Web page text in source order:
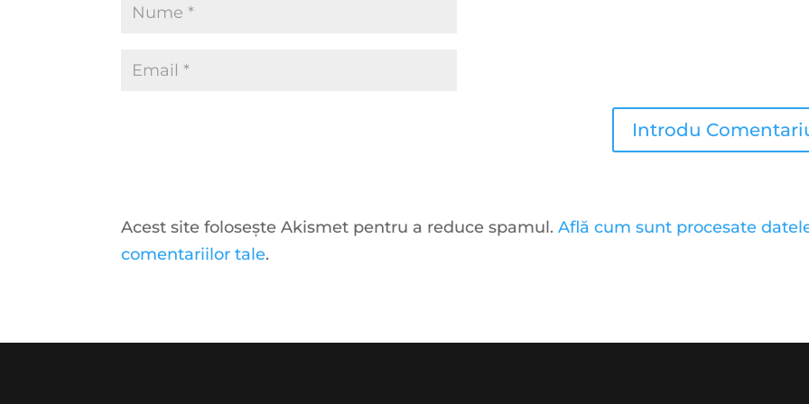
Acest site folosește Akismet pentru a reduce spamul.Află cum sunt procesate
comentariilor tale.